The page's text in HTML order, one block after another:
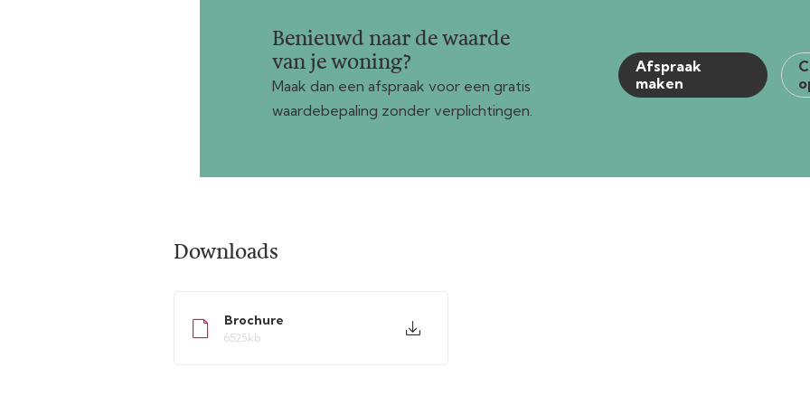
Benieuwd naar de waarde
van je woning?
Maak dan een afspraak voor een gratis
waardebepaling zonder verplichtingen.
Afspraak
maken
Downloads
Brochure
6525kb